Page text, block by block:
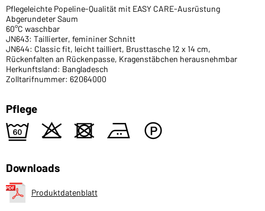
Pflegeleichte Popeline-Qualität mit EASY CARE-Ausrüstung
Abgerundeter Saum
60°C waschbar
JN643: Taillierter, femininer Schnitt
JN644: Classic fit, leicht tailliert, Brusttasche 12 x 14 cm,
Rückenfalten an Rückenpasse, Kragenstäbchen herausnehmbar
Herkunftsland: Bangladesch
Zolltarifnummer: 62064000
Pflege
5 o d b W
Downloads
Produktdatenblatt